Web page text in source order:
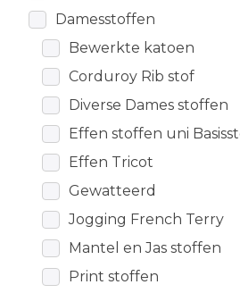
Damesstoffen
Bewerkte katoen
Corduroy Rib stof
Diverse Dames stoffen
Effen stoffen uni
Effen Tricot
Gewatteerd
Jogging French Terry
Mantel en Jas stoffen
Print stoffen